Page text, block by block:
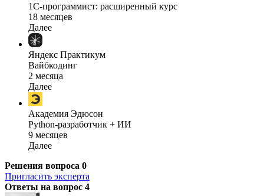
1C-программист: расширенный курс
18 месяцев
Далее
Яндекс Практикум
Вайбкодинг
2 месяца
Далее
Академия Эдюсон
Python-разработчик + ИИ
9 месяцев
Далее
Решения вопроса 0
Пригласить эксперта
Ответы на вопрос 4